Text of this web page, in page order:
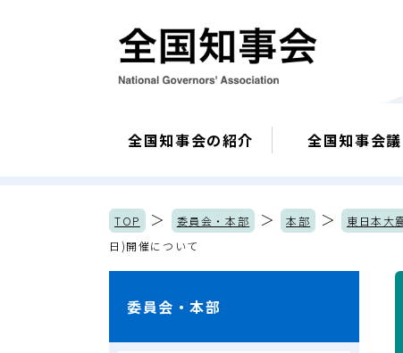
全国知事会の紹介 全国知事会議
TOP ＞ 委員会・本部 ＞ 本部 ＞ 東日本大
日)開催について
委員会・本部